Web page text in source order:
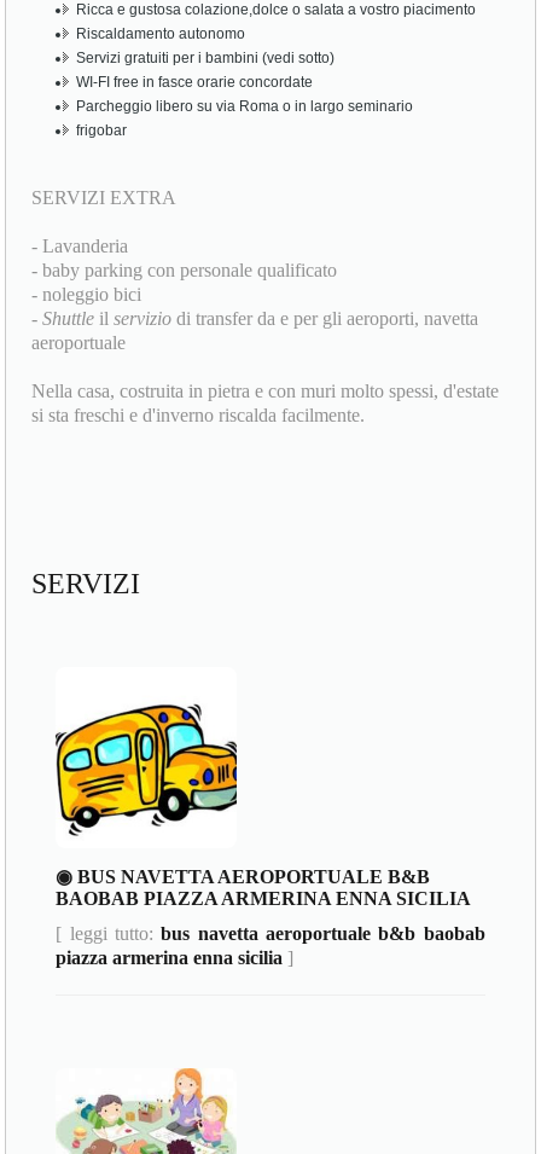
Ricca e gustosa colazione,dolce o salata a vostro piacimento
Riscaldamento autonomo
Servizi gratuiti per i bambini (vedi sotto)
WI-FI free in fasce orarie concordate
Parcheggio libero su via Roma o in largo seminario
frigobar
SERVIZI EXTRA
- Lavanderia
- baby parking con personale qualificato
- noleggio bici
-Shuttle ilservizio di transfer da e per gli aeroporti, navetta
aeroportuale
Nella casa, costruita in pietra e con muri molto spessi, d'estate
si sta freschi e d'inverno riscalda facilmente.
SERVIZI
◉ BUS NAVETTA AEROPORTUALE B&B
BAOBAB PIAZZA ARMERINA ENNA SICILIA
[ leggi tutto:bus navetta aeroportuale b&b baobab
piazza armerina enna sicilia ]